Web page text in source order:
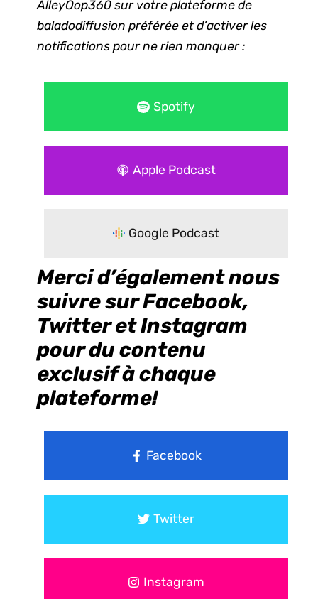
AlleyOop360 sur votre plateforme de
baladodiffusion préférée et d’activer les
notifications pour ne rien manquer :
Spotify
Apple Podcast
Google Podcast
Merci d’également nous
suivre sur Facebook,
Twitter et Instagram
pour du contenu
exclusif à chaque
plateforme!
Facebook
Twitter
Instagram